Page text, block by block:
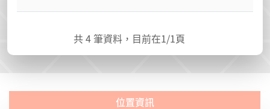
共4 筆資料，目前在1/1頁